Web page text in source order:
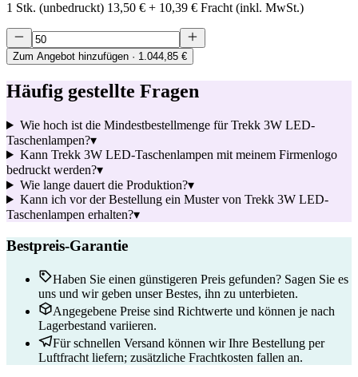
1 Stk. (unbedruckt) 13,50 € + 10,39 € Fracht (inkl. MwSt.)
Zum Angebot hinzufügen · 1.044,85 €
Häufig gestellte Fragen
Wie hoch ist die Mindestbestellmenge für Trekk 3W LED-
Taschenlampen?▾
Kann Trekk 3W LED-Taschenlampen mit meinem Firmenlogo
bedruckt werden?▾
Wie lange dauert die Produktion?▾
Kann ich vor der Bestellung ein Muster von Trekk 3W LED-
Taschenlampen erhalten?▾
Bestpreis-Garantie
Haben Sie einen günstigeren Preis gefunden? Sagen Sie es
uns und wir geben unser Bestes, ihn zu unterbieten.
Angegebene Preise sind Richtwerte und können je nach
Lagerbestand variieren.
Für schnellen Versand können wir Ihre Bestellung per
Luftfracht liefern; zusätzliche Frachtkosten fallen an.